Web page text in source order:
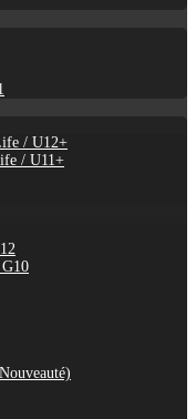
/ U12+
/ U11+